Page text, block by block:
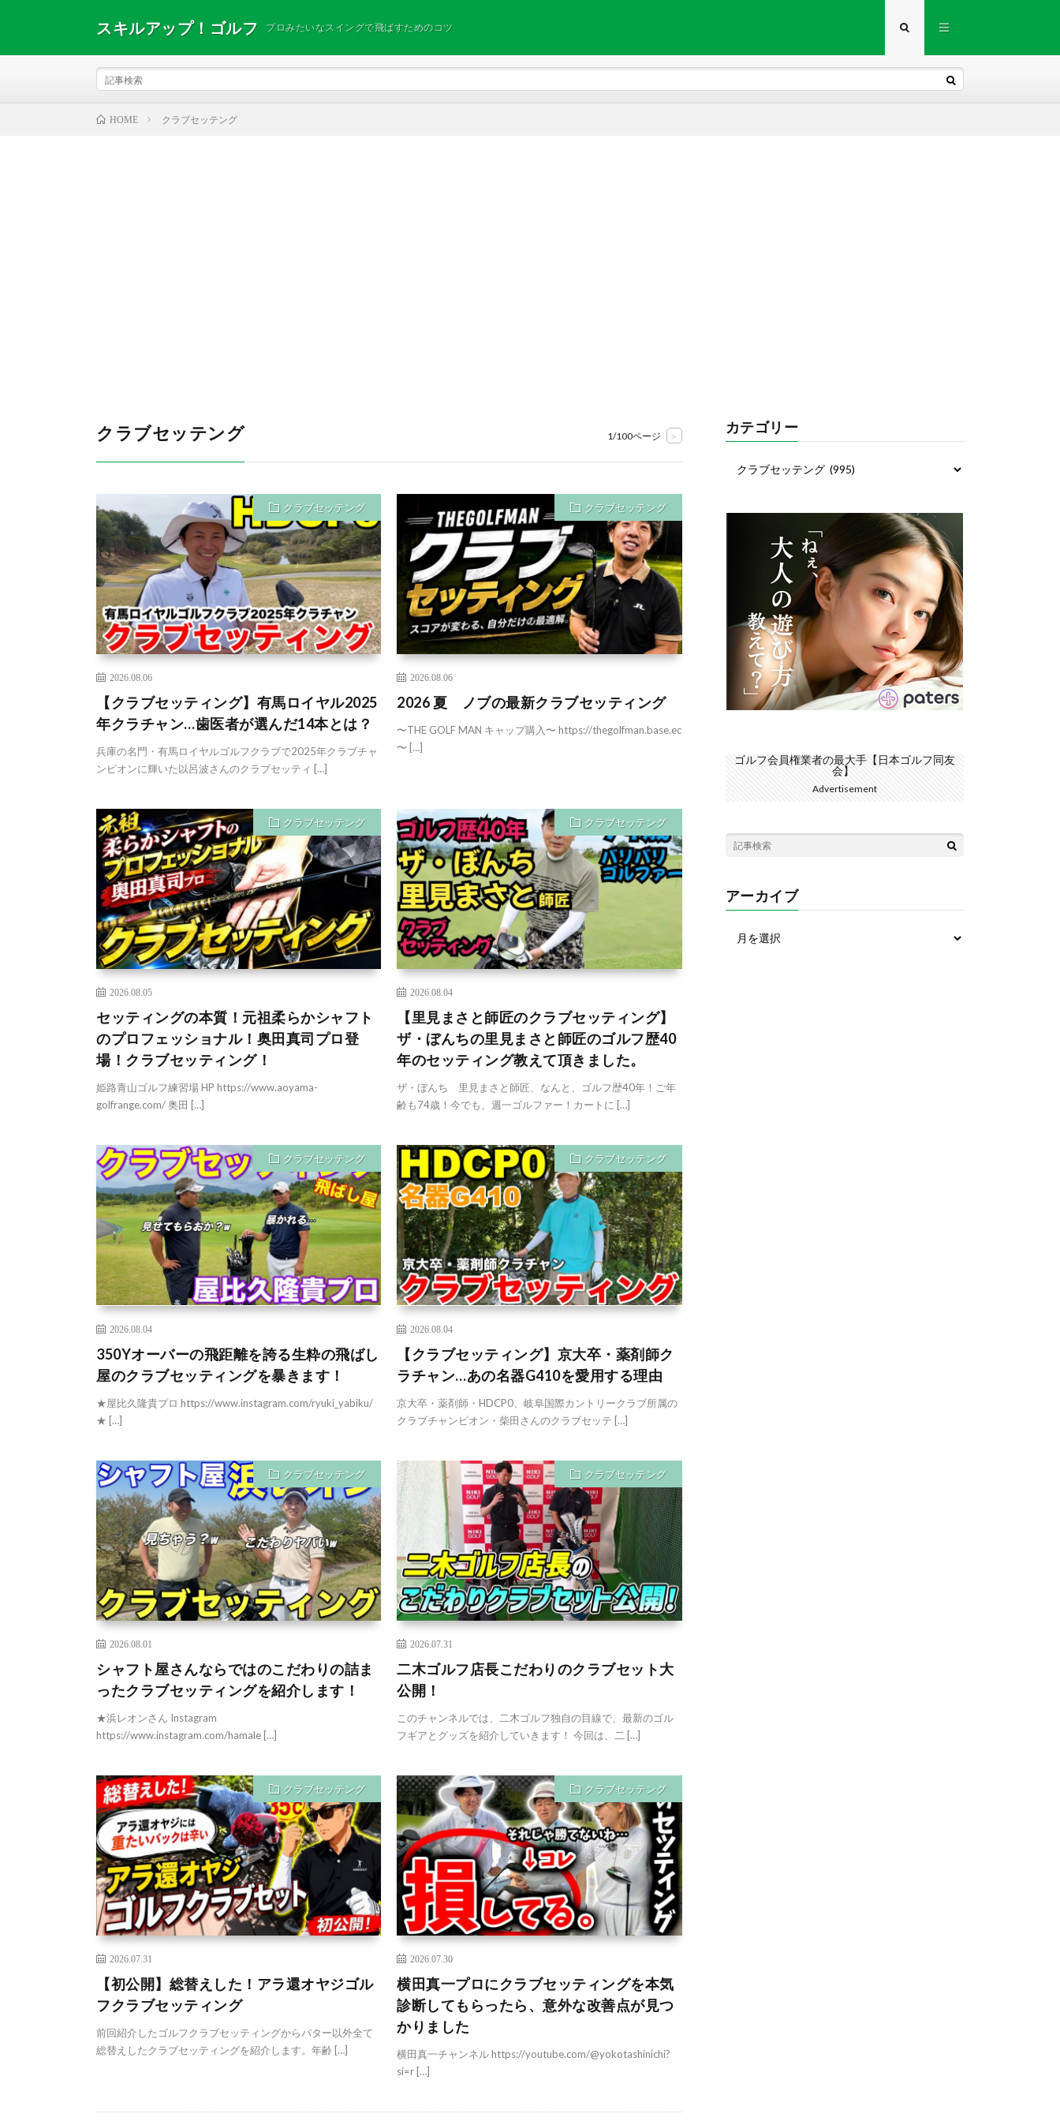
スキルアップ！ゴルフ プロみたいなスイングで飛ばすためのコツ
HOME クラブセッテング
クラブセッテング 1/100ページ >
クラブセッテング
2026.08.06
【クラブセッティング】有馬ロイヤル2025
年クラチャン…歯医者が選んだ14本とは？
兵庫の名門・有馬ロイヤルゴルフクラブで2025年クラブチャ
ンピオンに輝いた以呂波さんのクラブセッティ […]
クラブセッテング
2026.08.06
2026 夏 ノブの最新クラブセッティング
〜THE GOLF MAN キャップ購入〜 https://thegolfman.base.ec
〜 […]
クラブセッテング
2026.08.05
セッティングの本質！元祖柔らかシャフト
のプロフェッショナル！奥田真司プロ登
場！クラブセッティング！
姫路青山ゴルフ練習場 HP https://www.aoyama-
golfrange.com/ 奥田 […]
クラブセッテング
2026.08.04
【里見まさと師匠のクラブセッティング】
ザ・ぼんちの里見まさと師匠のゴルフ歴40
年のセッティング教えて頂きました。
ザ・ぼんち 里見まさと師匠、なんと、ゴルフ歴40年！ご年
齢も74歳！今でも、週一ゴルファー！カートに […]
クラブセッテング
2026.08.04
350Yオーバーの飛距離を誇る生粋の飛ばし
屋のクラブセッティングを暴きます！
★屋比久隆貴プロ https://www.instagram.com/ryuki_yabiku/
★ […]
クラブセッテング
2026.08.04
【クラブセッティング】京大卒・薬剤師ク
ラチャン…あの名器G410を愛用する理由
京大卒・薬剤師・HDCP0、岐阜国際カントリークラブ所属の
クラブチャンピオン・柴田さんのクラブセッテ […]
クラブセッテング
2026.08.01
シャフト屋さんならではのこだわりの詰ま
ったクラブセッティングを紹介します！
★浜レオンさん Instagram
https://www.instagram.com/hamale […]
クラブセッテング
2026.07.31
二木ゴルフ店長こだわりのクラブセット大
公開！
このチャンネルでは、二木ゴルフ独自の目線で、最新のゴル
フギアとグッズを紹介していきます！ 今回は、二 […]
クラブセッテング
2026.07.31
【初公開】総替えした！アラ還オヤジゴル
フクラブセッティング
前回紹介したゴルフクラブセッティングからパター以外全て
総替えしたクラブセッティングを紹介します。年齢 […]
クラブセッテング
2026.07.30
横田真一プロにクラブセッティングを本気
診断してもらったら、意外な改善点が見つ
かりました
横田真一チャンネル https://youtube.com/@yokotashinichi?
si=r […]
カテゴリー
ゴルフ会員権業者の最大手【日本ゴルフ同友
会】
Advertisement
アーカイブ